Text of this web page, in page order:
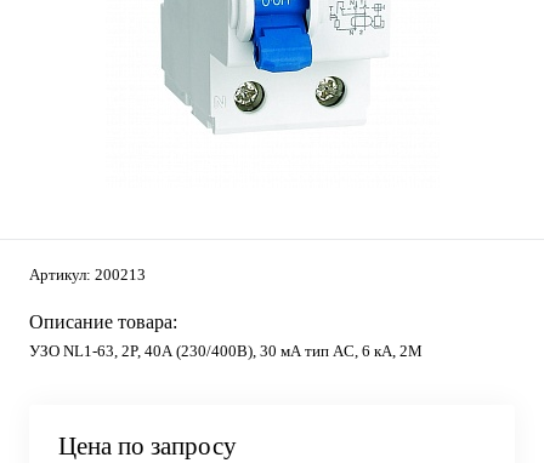
Артикул: 200213
Описание товара:
УЗО NL1-63, 2P, 40А (230/400В), 30 мА тип AC, 6 кА, 2М
Цена по запросу